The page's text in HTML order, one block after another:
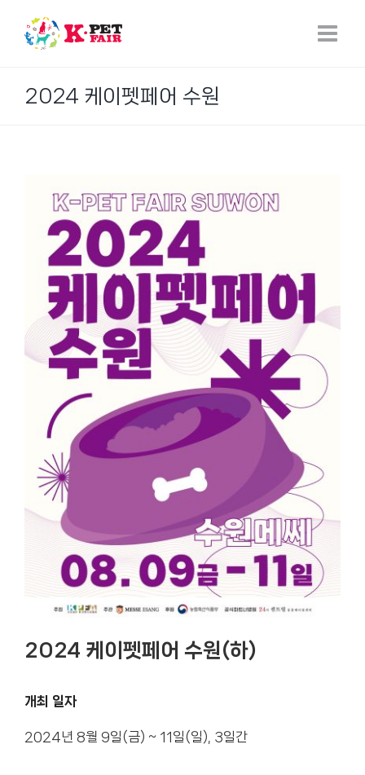
content
2024 케이펫페어 수원
2024 케이펫페어 수원(하)
개최 일자
2024년 8월 9일(금) ~ 11일(일), 3일간